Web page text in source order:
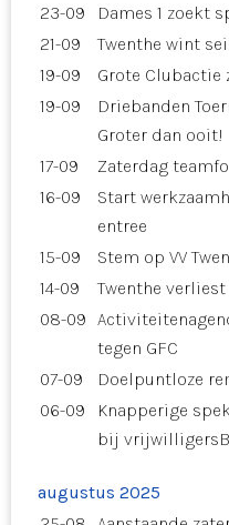
23-09
Dames 1 zoekt
21-09
Twenthe wint
19-09
Grote Clubactie
19-09
Driebanden
Groter dan ooit!
17-09
Zaterdag
16-09
Start
entree
15-09
Stem op VV
14-09
Twenthe
08-09
tegen GFC
07-09
Doelpuntloze
06-09
Knapperige
bij
augustus 2025